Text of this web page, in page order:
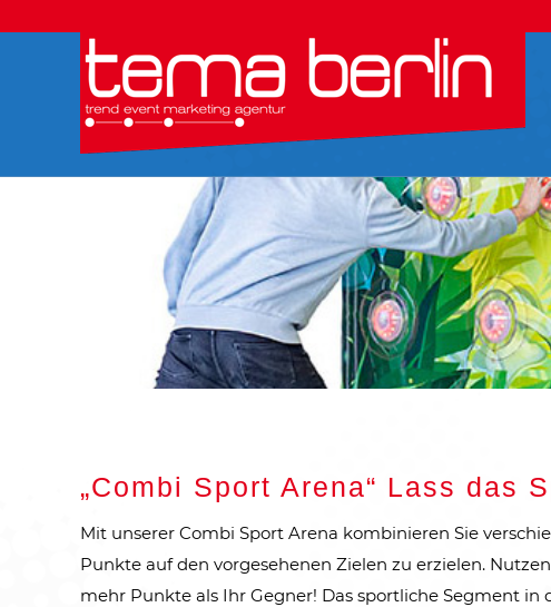
„Combi Sport Arena“ Lass das
Mit unserer Combi Sport Arena kombinieren Sie
Punkte auf den vorgesehenen Zielen zu erzielen.
mehr Punkte als Ihr Gegner! Das sportliche Segment in